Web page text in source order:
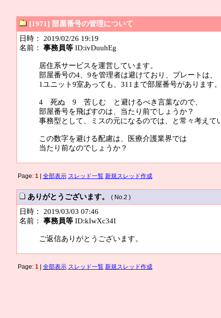
[1971] 部屋番号の管理について
日時： 2019/02/26 19:19
名前： 事務員等ID:ivDuuhEg
居住系サービスを運営しています。
部屋番号の4、9を管理者は避けており、プレートは、
1ユニット9室あっても、311まで部屋番号があります。
4 死ぬ 9 苦しむ と避けるべき言葉なので、
部屋番号を飛ばすのは、当たり前でしょうか？
事務型として、ミスの元になるのでは、と常々考えて
この数字を避ける配慮は、医療介護業界では
当たり前なのでしょうか？
Page: 1| 全部表示 スレッド一覧 新規スレッド作成
ありがとうございます。 ( No.2 )
日時： 2019/03/03 07:46
名前： 事務員等ID:kIwXc34I
ご返信ありがとうございます。
Page: 1| 全部表示 スレッド一覧 新規スレッド作成